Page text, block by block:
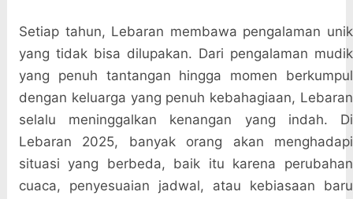
Setiap tahun, Lebaran membawa pengalaman unik
yang tidak bisa dilupakan. Dari pengalaman mudik
yang penuh tantangan hingga momen berkumpul
dengan keluarga yang penuh kebahagiaan, Lebaran
selalu meninggalkan kenangan yang indah. Di
Lebaran 2025, banyak orang akan menghadapi
situasi yang berbeda, baik itu karena perubahan
cuaca, penyesuaian jadwal, atau kebiasaan baru